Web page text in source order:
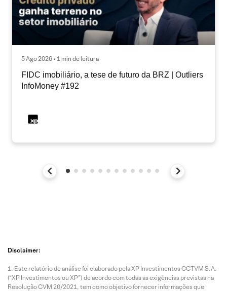
5 Ago 2026 • 1 min de leitura
FIDC imobiliário, a tese de futuro da BRZ | Outliers
InfoMoney #192
Disclaimer:
Este relatório de análise foi elaborado pela XP Investimentos CCTVM S.A.
(“XP Investimentos ou XP”) de acordo com todas as exigências previstas na
Resolução CVM 20/2021, tem como objetivo fornecer informações que